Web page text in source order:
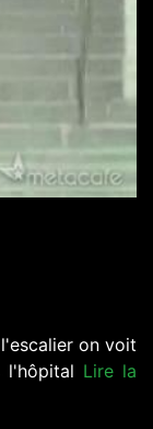
on voit
l'hôpital Lire la